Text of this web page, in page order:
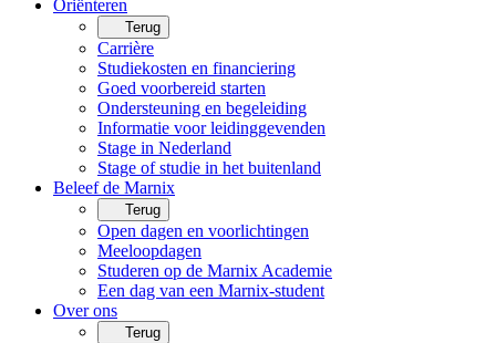
Oriënteren
Terug
Carrière
Studiekosten en financiering
Goed voorbereid starten
Ondersteuning en begeleiding
Informatie voor leidinggevenden
Stage in Nederland
Stage of studie in het buitenland
Beleef de Marnix
Terug
Open dagen en voorlichtingen
Meeloopdagen
Studeren op de Marnix Academie
Een dag van een Marnix-student
Over ons
Terug